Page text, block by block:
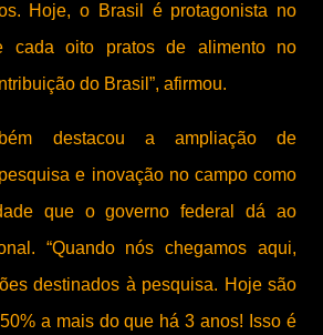
Hoje, o Brasil é protagonista no
cada oito pratos de alimento no
do Brasil”, afirmou.
destacou a ampliação de
e inovação no campo como
que o governo federal dá ao
“Quando nós chegamos aqui,
destinados à pesquisa. Hoje são
a mais do que há 3 anos! Isso é